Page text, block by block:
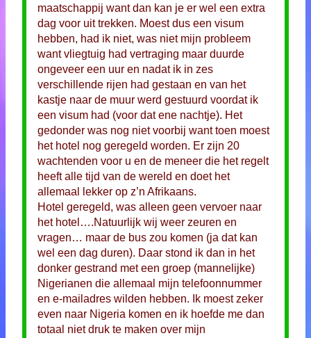
maatschappij want dan kan je er wel een extra
dag voor uit trekken. Moest dus een visum
hebben, had ik niet, was niet mijn probleem
want vliegtuig had vertraging maar duurde
ongeveer een uur en nadat ik in zes
verschillende rijen had gestaan en van het
kastje naar de muur werd gestuurd voordat ik
een visum had (voor dat ene nachtje). Het
gedonder was nog niet voorbij want toen moest
het hotel nog geregeld worden. Er zijn 20
wachtenden voor u en de meneer die het regelt
heeft alle tijd van de wereld en doet het
allemaal lekker op z’n Afrikaans.
Hotel geregeld, was alleen geen vervoer naar
het hotel….Natuurlijk wij weer zeuren en
vragen… maar de bus zou komen (ja dat kan
wel een dag duren). Daar stond ik dan in het
donker gestrand met een groep (mannelijke)
Nigerianen die allemaal mijn telefoonnummer
en e-mailadres wilden hebben. Ik moest zeker
even naar Nigeria komen en ik hoefde me dan
totaal niet druk te maken over mijn